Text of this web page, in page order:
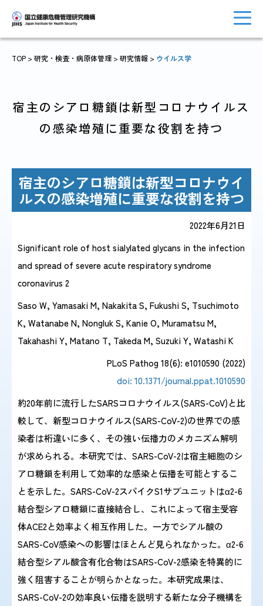
国際協力・
広報関係
サーベイランス情報
日本語 / English
TOP > 研究・検査・病原体管理 > 研究情報 > ウイルス学
宿主のシアロ糖鎖は新型コロナウイルス
の感染増殖に重要な役割を持つ
宿主のシアロ糖鎖は新型コロナウイ
ルスの感染増殖に重要な役割を持つ
2022年6月21日
Significant role of host sialylated glycans in the infection
and spread of severe acute respiratory syndrome
coronavirus 2
Saso W, Yamasaki M, Nakakita S, Fukushi S, Tsuchimoto
K, Watanabe N, Nongluk S, Kanie O, Muramatsu M,
Takahashi Y, Matano T, Takeda M, Suzuki Y, Watashi K
PLoS Pathog 18(6): e1010590 (2022)
doi: 10.1371/journal.ppat.1010590
約20年前に流行したSARSコロナウイルス(SARS-CoV)と比
較して、新型コロナウイルス(SARS-CoV-2)の世界での感
染者は桁違いに多く、その強い伝播力のメカニズム解明
が求められる。本研究では、SARS-CoV-2は宿主細胞のシ
アロ糖鎖を利用して効率的な感染と伝播を可能とするこ
とを示した。SARS-CoV-2スパイクS1サブユニットはα2-6
結合型シアロ糖鎖に直接結合し、これによって宿主受容
体ACE2と効率よく相互作用した。一方でシアル酸の
SARS-CoV感染への影響はほとんど見られなかった。α2-6
結合型シアル酸含有化合物はSARS-CoV-2感染を特異的に
強く阻害することが明らかとなった。本研究成果は、
SARS-CoV-2の効率良い伝播を説明する新たな分子機構を